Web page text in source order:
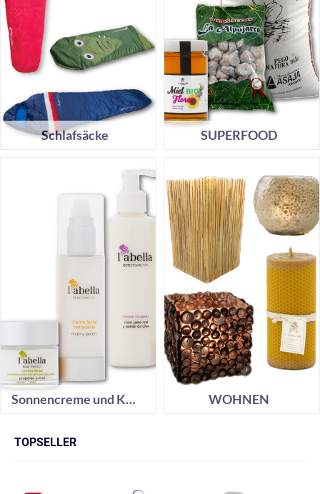
Schlafsäcke SUPERFOOD
Sonnencreme und Kosmetik WOHNEN
TOPSELLER